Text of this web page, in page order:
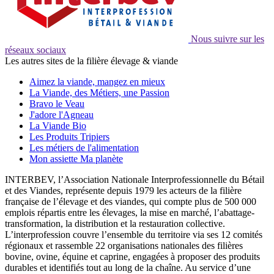
Nous suivre sur les
réseaux sociaux
Les autres sites de la filière élevage & viande
Aimez la viande, mangez en mieux
La Viande, des Métiers, une Passion
Bravo le Veau
J'adore l'Agneau
La Viande Bio
Les Produits Tripiers
Les métiers de l'alimentation
Mon assiette Ma planète
INTERBEV, l’Association Nationale Interprofessionnelle du Bétail
et des Viandes, représente depuis 1979 les acteurs de la filière
française de l’élevage et des viandes, qui compte plus de 500 000
emplois répartis entre les élevages, la mise en marché, l’abattage-
transformation, la distribution et la restauration collective.
L’interprofession couvre l’ensemble du territoire via ses 12 comités
régionaux et rassemble 22 organisations nationales des filières
bovine, ovine, équine et caprine, engagées à proposer des produits
durables et identifiés tout au long de la chaîne. Au service d’une